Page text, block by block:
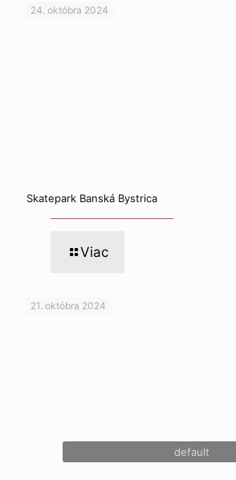
24. októbra 2024
Skatepark Banská Bystrica
Viac
default
21. októbra 2024